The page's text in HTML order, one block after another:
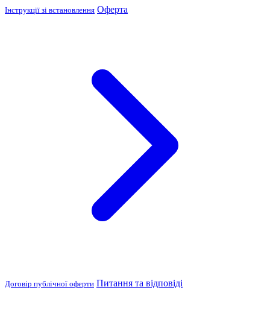
Інструкції зі встановлення Оферта
Договір публічної оферти Питання та відповіді